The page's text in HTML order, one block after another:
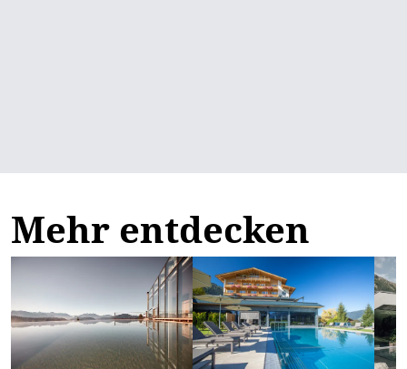
Mehr entdecken